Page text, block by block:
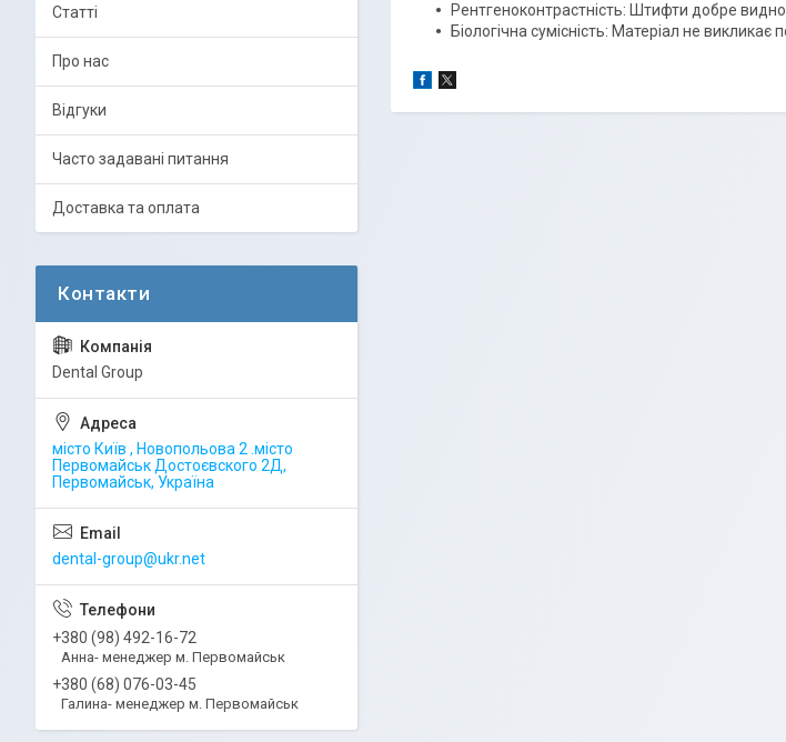
Рентгеноконтрастність: Штифти добре
Біологічна сумісність: Матеріал не
Статті
Про нас
Відгуки
Часто задавані питання
Доставка та оплата
Dental Group
місто Київ , Новопольова 2 .місто
Первомайськ Достоєвского 2Д,
Первомайськ, Україна
dental-group@ukr.net
+380 (98) 492-16-72
Анна- менеджер м. Первомайськ
+380 (68) 076-03-45
Галина- менеджер м. Первомайськ